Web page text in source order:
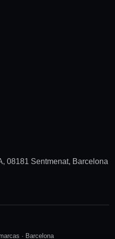
08181 Sentmenat, Barcelona
· Barcelona